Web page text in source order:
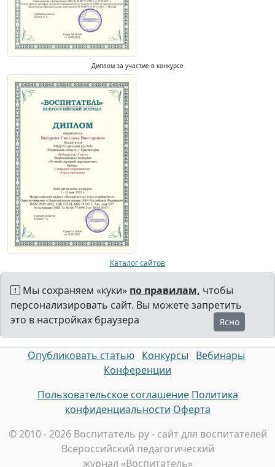
Диплом за участие в конкурсе
Каталог сайтов
Мы сохраняем «куки» по правилам, чтобы
персонализировать сайт. Вы можете запретить
это в настройках браузера
Ясно
Опубликовать статью Конкурсы
Вебинары
Конференции
Пользовательское соглашение Политика
конфиденциальности Оферта
© 2010 - 2026 Воспитатель ру - сайт для воспитателей
Всероссийский педагогический
журнал «Воспитатель»